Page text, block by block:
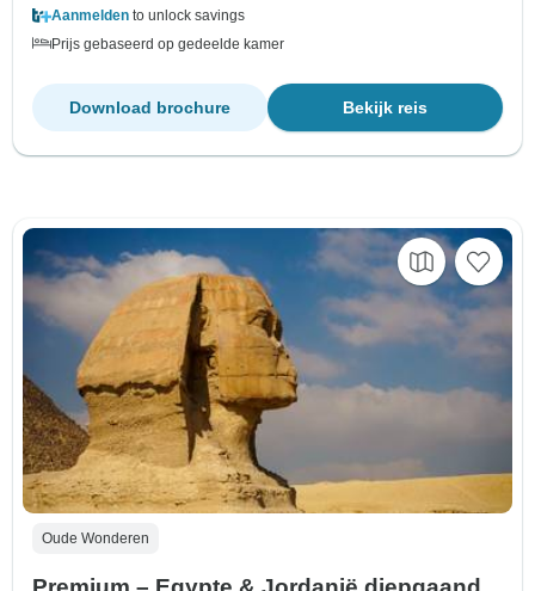
Aanmelden to unlock savings
Prijs gebaseerd op gedeelde kamer
Bekijk reis
Download brochure
Oude Wonderen